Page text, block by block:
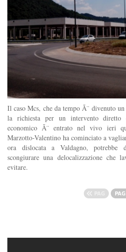
Il caso Mcs, che da tempo Ã¨ divenuto
la richiesta per un intervento diretto
economico Ã¨ entrato nel vivo ieri
Marzotto-Valentino ha cominciato a
ora dislocata a Valdagno, potrebbe
scongiurare una delocalizzazione che
evitare.